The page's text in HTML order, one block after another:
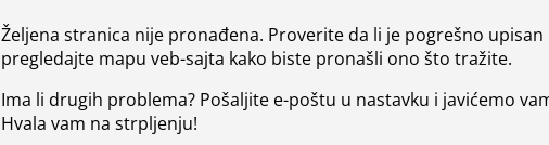
Željena stranica nije pronađena. Proverite da li je pogrešno upisan
pregledajte mapu veb-sajta kako biste pronašli ono što tražite.
Ima li drugih problema? Pošaljite e-poštu u nastavku i javićemo
Hvala vam na strpljenju!